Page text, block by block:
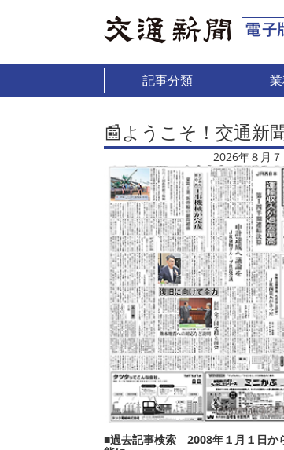
記事分類
📰ようこそ！交通新
2026年８月
■過去記事検索 2008年１月１日か